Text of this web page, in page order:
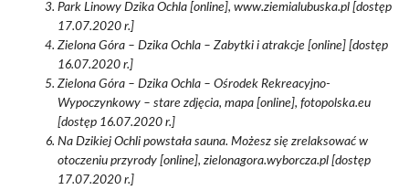
Park Linowy Dzika Ochla [online], www.ziemialubuska.pl [dostęp
17.07.2020 r.]
Zielona Góra – Dzika Ochla – Zabytki i atrakcje [online] [dostęp
16.07.2020 r.]
Zielona Góra – Dzika Ochla – Ośrodek Rekreacyjno-
Wypoczynkowy – stare zdjęcia, mapa [online], fotopolska.eu
[dostęp 16.07.2020 r.]
Na Dzikiej Ochli powstała sauna. Możesz się zrelaksować w
otoczeniu przyrody [online], zielonagora.wyborcza.pl [dostęp
17.07.2020 r.]